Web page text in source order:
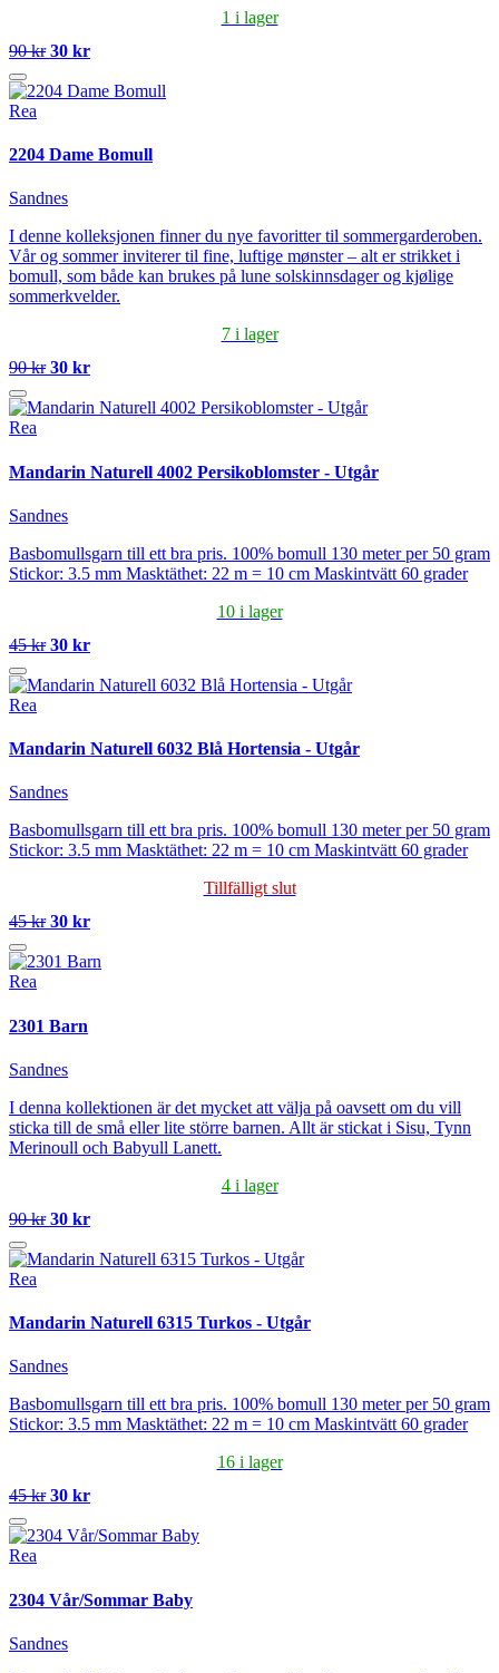
1 i lager
90 kr 30 kr
Rea
2204 Dame Bomull
Sandnes
I denne kolleksjonen finner du nye favoritter til sommergarderoben.
Vår og sommer inviterer til fine, luftige mønster – alt er strikket i
bomull, som både kan brukes på lune solskinnsdager og kjølige
sommerkvelder.
7 i lager
90 kr 30 kr
Rea
Mandarin Naturell 4002 Persikoblomster - Utgår
Sandnes
Basbomullsgarn till ett bra pris. 100% bomull 130 meter per 50 gram
Stickor: 3.5 mm Masktäthet: 22 m = 10 cm Maskintvätt 60 grader
10 i lager
45 kr 30 kr
Rea
Mandarin Naturell 6032 Blå Hortensia - Utgår
Sandnes
Basbomullsgarn till ett bra pris. 100% bomull 130 meter per 50 gram
Stickor: 3.5 mm Masktäthet: 22 m = 10 cm Maskintvätt 60 grader
Tillfälligt slut
45 kr 30 kr
Rea
2301 Barn
Sandnes
I denna kollektionen är det mycket att välja på oavsett om du vill
sticka till de små eller lite större barnen. Allt är stickat i Sisu, Tynn
Merinoull och Babyull Lanett.
4 i lager
90 kr 30 kr
Rea
Mandarin Naturell 6315 Turkos - Utgår
Sandnes
Basbomullsgarn till ett bra pris. 100% bomull 130 meter per 50 gram
Stickor: 3.5 mm Masktäthet: 22 m = 10 cm Maskintvätt 60 grader
16 i lager
45 kr 30 kr
Rea
2304 Vår/Sommar Baby
Sandnes